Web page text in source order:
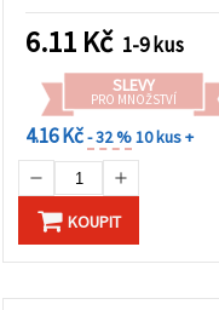
6.11 Kč 1-9 kus
SLEVY
PRO MNOŽSTVÍ
4.16 Kč- 32 %10 kus +
KOUPIT